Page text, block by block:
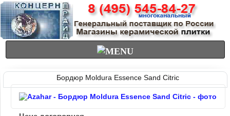
Бордюр Moldura Essence Sand Citric